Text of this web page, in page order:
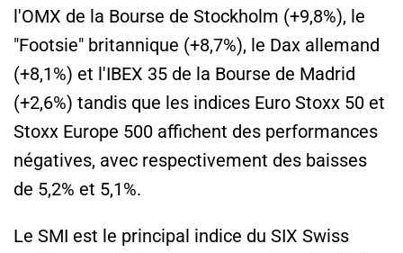
l'OMX de la Bourse de Stockholm (+9,8%), le
"Footsie" britannique (+8,7%), le Dax allemand
(+8,1%) et l'IBEX 35 de la Bourse de Madrid
(+2,6%) tandis que les indices Euro Stoxx 50 et
Stoxx Europe 500 affichent des performances
négatives, avec respectivement des baisses
de 5,2% et 5,1%.
Le SMI est le principal indice du SIX Swiss